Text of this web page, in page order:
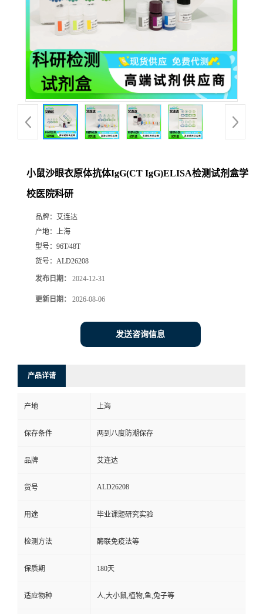
小鼠沙眼衣原体抗体IgG(CT IgG)ELISA检测试剂盒学
校医院科研
品牌： 艾连达
产地： 上海
型号： 96T/48T
货号： ALD26208
发布日期： 2024-12-31
更新日期： 2026-08-06
发送咨询信息
产品详请
产地 上海
保存条件 两到八度防潮保存
品牌 艾连达
货号 ALD26208
用途 毕业课题研究实验
检测方法 酶联免疫法等
保质期 180天
适应物种 人,大小鼠,植物,鱼,兔子等